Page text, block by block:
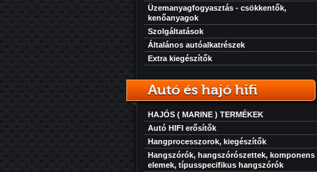
Üzemanyagfogyasztás - csökkentők,
kenőanyagok
Szolgáltatások
Általános autóalkatrészek
Extra kiegészítők
Autó és hajó hifi
HAJÓS ( MARINE ) TERMÉKEK
Autó HIFI erősítők
Hangprocesszorok, kiegészítők
Hangszórók, hangszórószettek, komponens
elemek, típusspecifikus hangszórók